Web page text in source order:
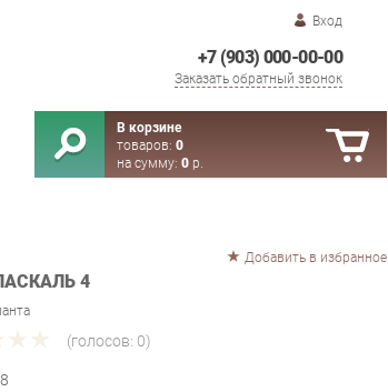
Вход
+7 (903) 000-00-00
Заказать обратный звонок
В корзине
товаров: 0
на сумму: 0 р.
Добавить в избранное
4
(голосов: 0)